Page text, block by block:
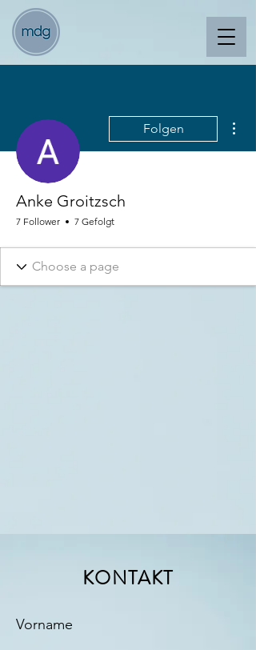
Folgen
Anke Groitzsch
7 Follower 7 Gefolgt
KONTAKT
Vorname